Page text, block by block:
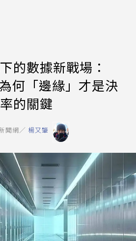
的數據新戰場：
何「邊緣」才是決
的關鍵
聞網／ 楊又肇